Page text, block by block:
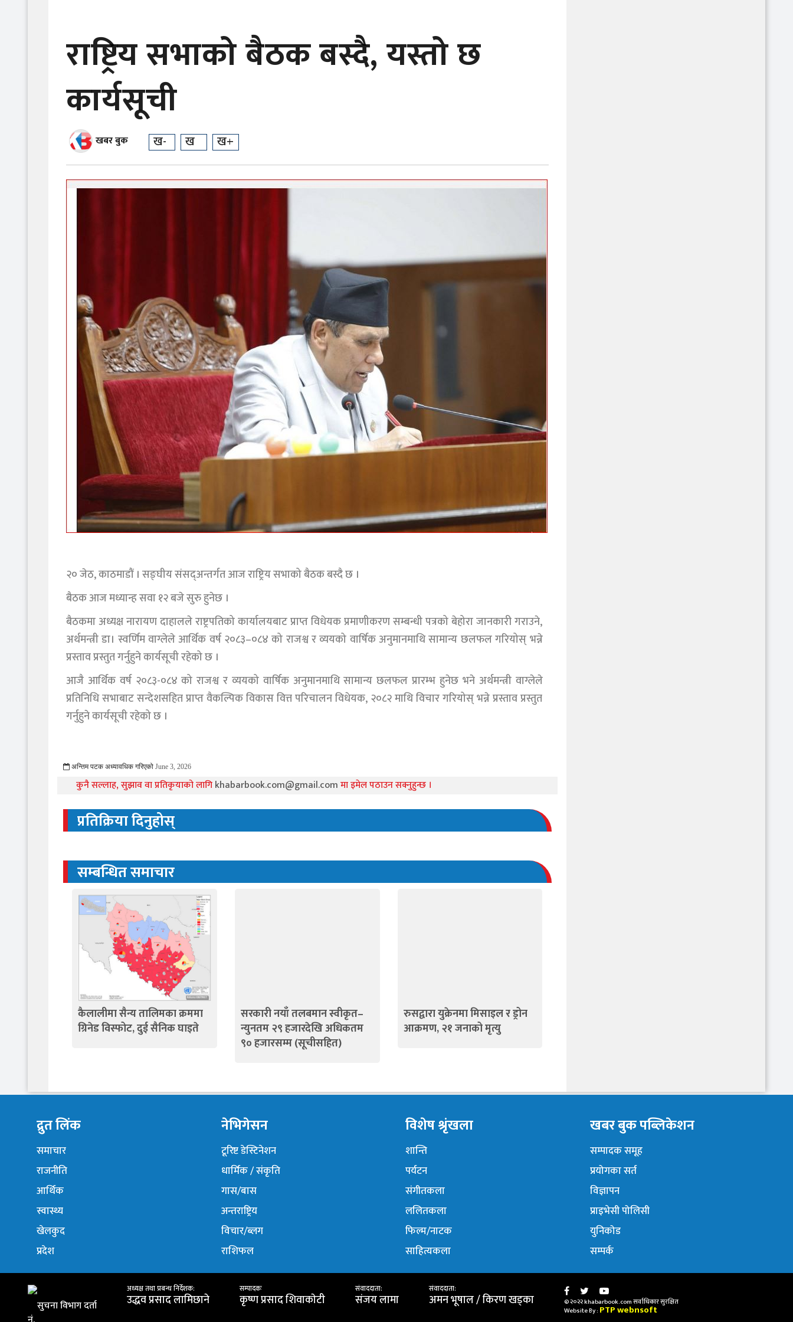
राष्ट्रिय सभाको बैठक बस्दै, यस्तो छ
कार्यसूची
खबर बुक ख- ख ख+
२० जेठ, काठमाडौं । सङ्घीय संसद्अन्तर्गत आज राष्ट्रिय सभाको बैठक बस्दै छ ।
बैठक आज मध्यान्ह सवा १२ बजे सुरु हुनेछ ।
बैठकमा अध्यक्ष नारायण दाहालले राष्ट्रपतिको कार्यालयबाट प्राप्त विधेयक प्रमाणीकरण सम्बन्धी पत्रको बेहोरा जानकारी गराउने,
अर्थमन्त्री डा। स्वर्णिम वाग्लेले आर्थिक वर्ष २०८३–०८४ को राजश्व र व्ययको वार्षिक अनुमानमाथि सामान्य छलफल गरियोस् भन्ने
प्रस्ताव प्रस्तुत गर्नुहुने कार्यसूची रहेको छ ।
आजै आर्थिक वर्ष २०८३-०८४ को राजश्व र व्ययको वार्षिक अनुमानमाथि सामान्य छलफल प्रारम्भ हुनेछ भने अर्थमन्त्री वाग्लेले
प्रतिनिधि सभाबाट सन्देशसहित प्राप्त वैकल्पिक विकास वित्त परिचालन विधेयक, २०८२ माथि विचार गरियोस् भन्ने प्रस्ताव प्रस्तुत
गर्नुहुने कार्यसूची रहेको छ ।
अन्तिम पटक अध्यावधिक गरिएको June 3, 2026
कुनै सल्लाह, सुझाव वा प्रतिकृयाको लागिkhabarbook.com@gmail.comमा इमेल पठाउन सक्नुहुन्छ ।
प्रतिक्रिया दिनुहोस्
सम्बन्धित समाचार
कैलालीमा सैन्य तालिमका क्रममा
ग्रिनेड विस्फोट, दुई सैनिक घाइते
सरकारी नयाँ तलबमान स्वीकृत–
न्युनतम २९ हजारदेखि अधिकतम
९० हजारसम्म (सूचीसहित)
रुसद्वारा युक्रेनमा मिसाइल र ड्रोन
आक्रमण, २१ जनाको मृत्यु
द्रुत लिंक
समाचार
राजनीति
आर्थिक
स्वास्थ्य
खेलकुद
प्रदेश
नेभिगेसन
टूरिष्ट डेस्टिनेशन
धार्मिक / संकृति
गास/बास
अन्तराष्ट्रिय
विचार/ब्लग
राशिफल
विशेष श्रृंखला
शान्ति
पर्यटन
संगीतकला
ललितकला
फिल्म/नाटक
साहित्यकला
खबर बुक पब्लिकेशन
सम्पादक समूह
प्रयोगका सर्त
विज्ञापन
प्राइभेसी पोलिसी
युनिकोड
सम्पर्क
सुचना विभाग दर्ता
अध्यक्ष तथा प्रबन्ध निर्देशक:
उद्धव प्रसाद लामिछाने
सम्पादकः
कृष्ण प्रसाद शिवाकाेटी
संवाददाता:
संजय लामा
संवाददाता:
अमन भूषाल / किरण खड्का
© २०२२ khabarbook.com सर्वाधिकार सुरक्षित
Website By : PTP webnsoft